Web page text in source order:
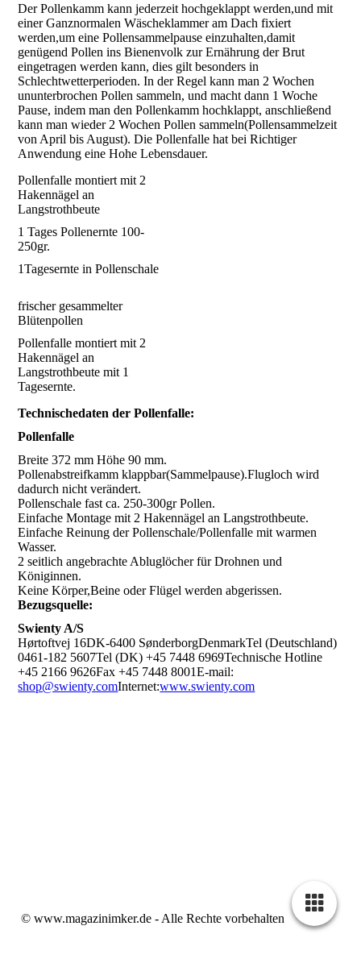
Der Pollenkamm kann jederzeit hochgeklappt werden,und mit
einer Ganznormalen Wäscheklammer am Dach fixiert
werden,um eine Pollensammelpause einzuhalten,damit
genügend Pollen ins Bienenvolk zur Ernährung der Brut
eingetragen werden kann, dies gilt besonders in
Schlechtwetterperioden. In der Regel kann man 2 Wochen
ununterbrochen Pollen sammeln, und macht dann 1 Woche
Pause, indem man den Pollenkamm hochklappt, anschließend
kann man wieder 2 Wochen Pollen sammeln(Pollensammelzeit
von April bis August). Die Pollenfalle hat bei Richtiger
Anwendung eine Hohe Lebensdauer.
Pollenfalle montiert mit 2
Hakennägel an
Langstrothbeute
1 Tages Pollenernte 100-
250gr.
1Tagesernte in Pollenschale
frischer gesammelter
Blütenpollen
Pollenfalle montiert mit 2
Hakennägel an
Langstrothbeute mit 1
Tagesernte.
Technischedaten der Pollenfalle:
Pollenfalle
Breite 372 mm Höhe 90 mm.
Pollenabstreifkamm klappbar(Sammelpause).Flugloch wird
dadurch nicht verändert.
Pollenschale fast ca. 250-300gr Pollen.
Einfache Montage mit 2 Hakennägel an Langstrothbeute.
Einfache Reinung der Pollenschale/Pollenfalle mit warmen
Wasser.
2 seitlich angebrachte Abluglöcher für Drohnen und
Königinnen.
Keine Körper,Beine oder Flügel werden abgerissen.
Bezugsquelle:
Swienty A/S
Hørtoftvej 16DK-6400 SønderborgDenmarkTel (Deutschland)
0461-182 5607Tel (DK) +45 7448 6969Technische Hotline
+45 2166 9626Fax +45 7448 8001E-mail:
shop@swienty.comInternet:www.swienty.com
© www.magazinimker.de - Alle Rechte vorbehalten